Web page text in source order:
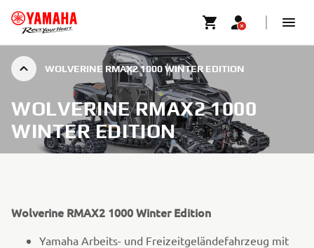
WOLVERINE RMAX2 1000 WINTER EDITION
WOLVERINE RMAX2 1000
WINTER EDITION
Wolverine RMAX2 1000 Winter Edition
Yamaha Arbeits- und Freizeitgeländefahrzeug mit